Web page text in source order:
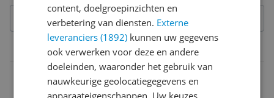
Koffie kenmerken
Koffie smaak
content, doelgroepinzichten en
verbetering van diensten. Externe
leveranciers (1892) kunnen uw gegevens
ook verwerken voor deze en andere
doeleinden, waaronder het gebruik van
nauwkeurige geolocatiegegevens en
apparaateigenschappen. Uw keuzes